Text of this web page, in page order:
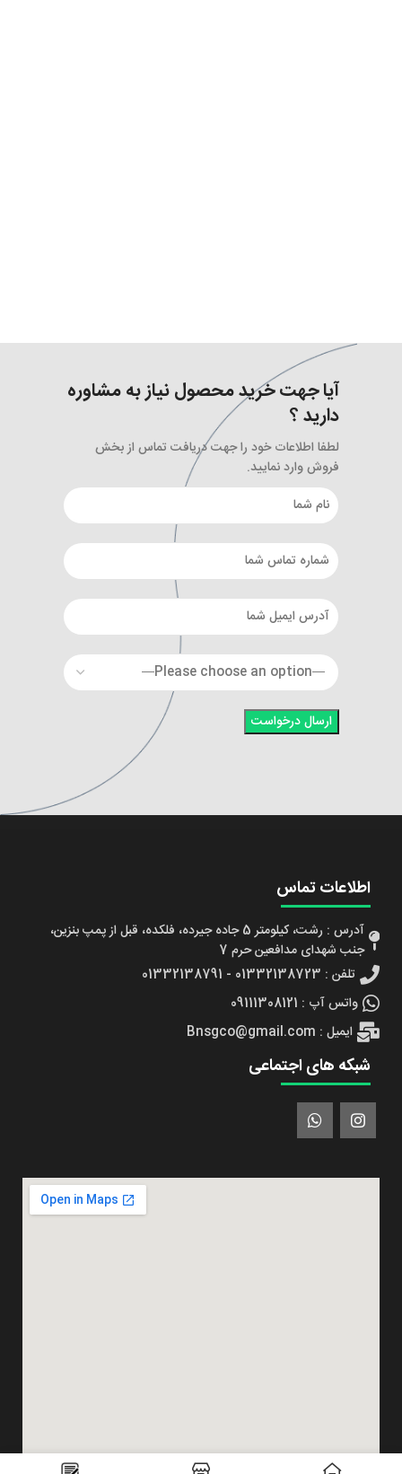
آیا جهت خرید محصول نیاز به مشاوره
دارید ؟
لطفا اطلاعات خود را جهت دریافت تماس از بخش
فروش وارد نمایید.
اطلاعات تماس
آدرس : رشت، کیلومتر 5 جاده جیرده، فلکده، قبل از پمپ بنزین،
جنب شهدای مدافعین حرم 7
تلفن : 01332138723 - 01332138791
واتس آپ : 09111308121
ایمیل : Bnsgco@gmail.com
شبکه های اجتماعی